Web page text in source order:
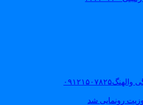
رونمایی شد